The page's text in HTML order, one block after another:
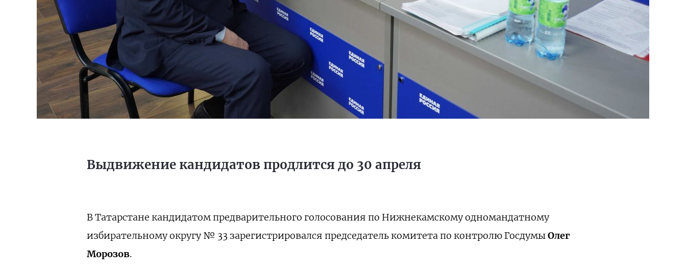
Выдвижение кандидатов продлится до 30 апреля
В Татарстане кандидатом предварительного голосования по Нижнекамскому одномандатному
избирательному округу № 33 зарегистрировался председатель комитета по контролю ГосдумыОлег
Морозов.